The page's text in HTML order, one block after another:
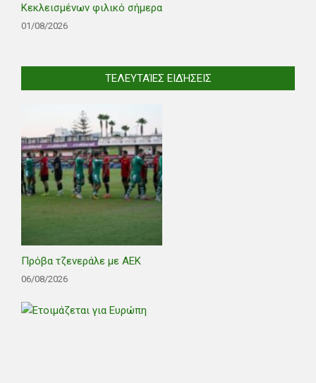
Κεκλεισμένων φιλικό σήμερα
01/08/2026
ΤΕΛΕΥΤΑΊΕΣ ΕΙΔΉΣΕΙΣ
Πρόβα τζενεράλε με ΑΕΚ
06/08/2026